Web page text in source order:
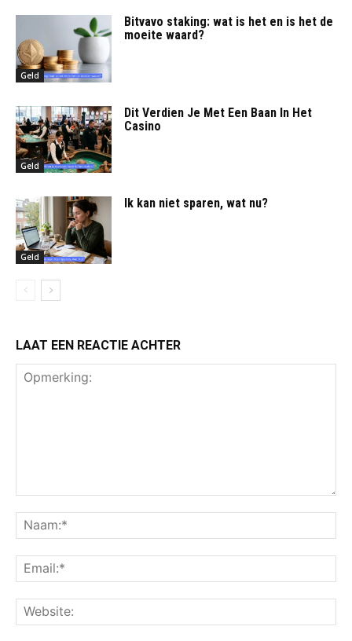
Geld
Bitvavo staking: wat is het en is het de
moeite waard?
Geld
Dit Verdien Je Met Een Baan In Het
Casino
Geld
Ik kan niet sparen, wat nu?
LAAT EEN REACTIE ACHTER